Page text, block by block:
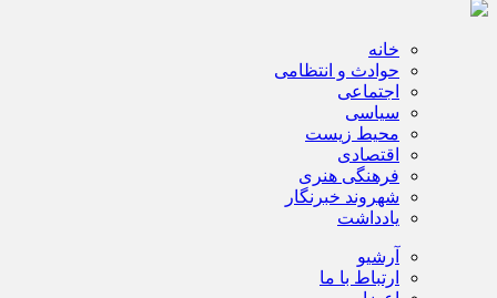
خانه
حوادث و انتظامی
اجتماعی
سیاسی
محیط زیست
اقتصادی
فرهنگی هنری
شهروند خبرنگار
یادداشت
آرشیو
ارتباط با ما